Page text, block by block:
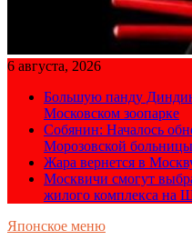
6 августа, 2026
Большую панду
Московском зоопарке
Собянин: Началось
Морозовской больницы
Жара вернется в
Москвичи смогут
жилого комплекса на
Японское меню